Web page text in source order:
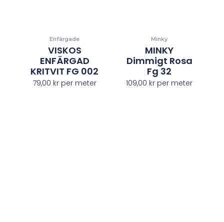
Enfärgade
VISKOS
ENFÄRGAD
KRITVIT FG 002
79,00 krper meter
Minky
MINKY
Dimmigt Rosa
Fg 32
109,00 kr per meter